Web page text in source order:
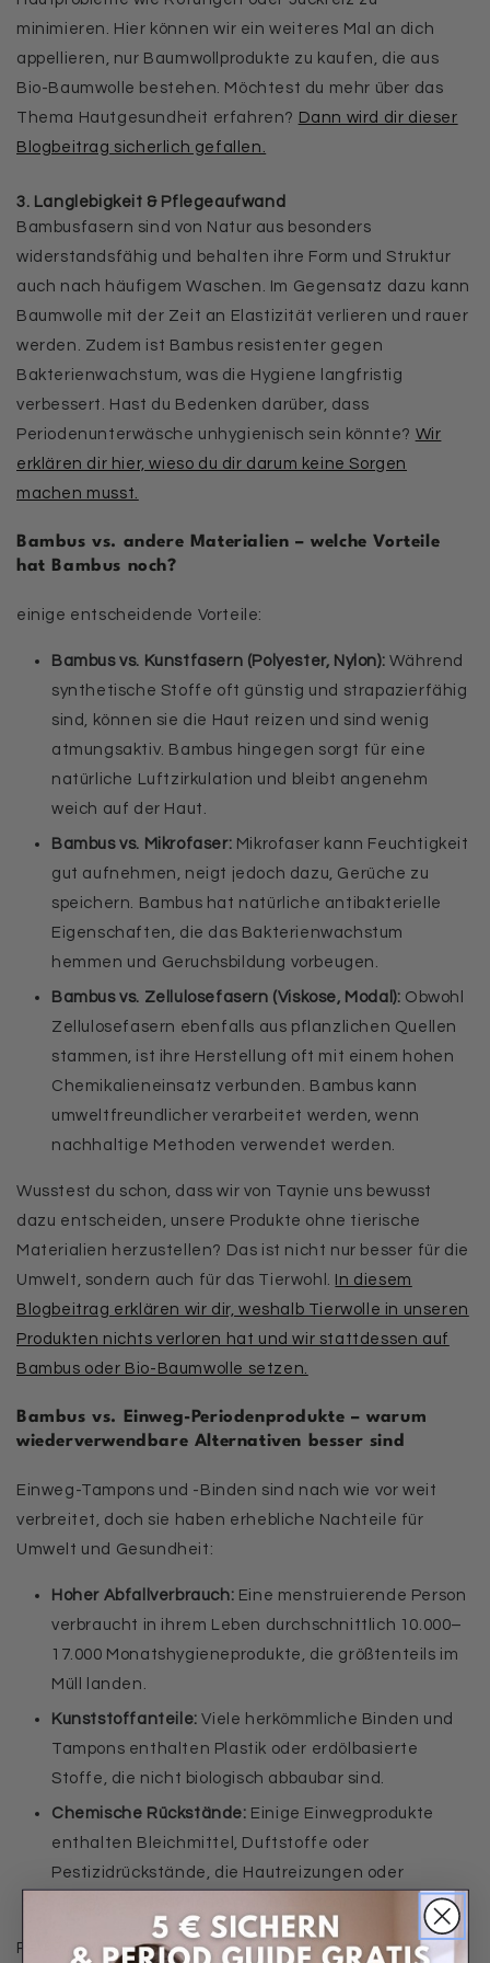
minimieren. Hier können wir ein weiteres Mal an dich
appellieren, nur Baumwollprodukte zu kaufen, die aus
Bio-Baumwolle bestehen. Möchtest du mehr über das
Thema Hautgesundheit erfahren? Dann wird dir dieser
Blogbeitrag sicherlich gefallen.
3. Langlebigkeit & Pflegeaufwand
Bambusfasern sind von Natur aus besonders
widerstandsfähig und behalten ihre Form und Struktur
auch nach häufigem Waschen. Im Gegensatz dazu kann
Baumwolle mit der Zeit an Elastizität verlieren und rauer
werden. Zudem ist Bambus resistenter gegen
Bakterienwachstum, was die Hygiene langfristig
verbessert. Hast du Bedenken darüber, dass
Periodenunterwäsche unhygienisch sein könnte? Wir
erklären dir hier, wieso du dir darum keine Sorgen
machen musst.
Bambus vs. andere Materialien – welche Vorteile
hat Bambus noch?
einige entscheidende Vorteile:
Bambus vs. Kunstfasern (Polyester, Nylon): Während
synthetische Stoffe oft günstig und strapazierfähig
sind, können sie die Haut reizen und sind wenig
atmungsaktiv. Bambus hingegen sorgt für eine
natürliche Luftzirkulation und bleibt angenehm
weich auf der Haut.
Bambus vs. Mikrofaser: Mikrofaser kann Feuchtigkeit
gut aufnehmen, neigt jedoch dazu, Gerüche zu
speichern. Bambus hat natürliche antibakterielle
Eigenschaften, die das Bakterienwachstum
hemmen und Geruchsbildung vorbeugen.
Bambus vs. Zellulosefasern (Viskose, Modal): Obwohl
Zellulosefasern ebenfalls aus pflanzlichen Quellen
stammen, ist ihre Herstellung oft mit einem hohen
Chemikalieneinsatz verbunden. Bambus kann
umweltfreundlicher verarbeitet werden, wenn
nachhaltige Methoden verwendet werden.
Wusstest du schon, dass wir von Taynie uns bewusst
dazu entscheiden, unsere Produkte ohne tierische
Materialien herzustellen? Das ist nicht nur besser für die
Umwelt, sondern auch für das Tierwohl.
In diesem
Blogbeitrag erklären wir dir, weshalb Tierwolle in unseren
Produkten nichts verloren hat und wir stattdessen auf
Bambus oder Bio-Baumwolle setzen.
Bambus vs. Einweg-Periodenprodukte – warum
wiederverwendbare Alternativen besser sind
Einweg-Tampons und -Binden sind nach wie vor weit
verbreitet, doch sie haben erhebliche Nachteile für
Umwelt und Gesundheit:
Hoher Abfallverbrauch: Eine menstruierende Person
verbraucht in ihrem Leben durchschnittlich 10.000–
17.000 Monatshygieneprodukte, die größtenteils im
Müll landen.
Kunststoffanteile: Viele herkömmliche Binden und
Tampons enthalten Plastik oder erdölbasierte
Stoffe, die nicht biologisch abbaubar sind.
Chemische Rückstände: Einige Einwegprodukte
enthalten Bleichmittel, Duftstoffe oder
Pestizidrückstände, die Hautreizungen oder
Periodenprodukte aus Bambus sind eine nachhaltige